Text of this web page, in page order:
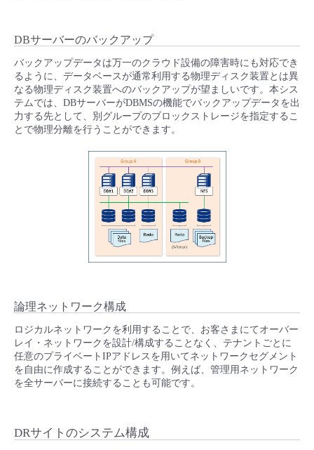
DBサーバーのバックアップ
バックアップデータは万一のクラウド設備の障害時にも対応でき
るように、データベースが通常利用する物理ディスク装置とは異
なる物理ディスク装置へのバックアップが望ましいです。本シス
テムでは、DBサーバーがDBMSの機能でバックアップデータを出
力する先として、別グループのブロックストレージを指定するこ
とで物理分離を行うことができます。
論理ネットワーク構成
ロジカルネットワークを利用することで、お客さまにてオーバー
レイ・ネットワークを設計/構成することなく、テナントごとに
任意のプライベートIPアドレスを用いてネットワークセグメント
を自由に作成することができます。例えば、管理用ネットワーク
を全サーバーに接続することも可能です。
DRサイトのシステム構成